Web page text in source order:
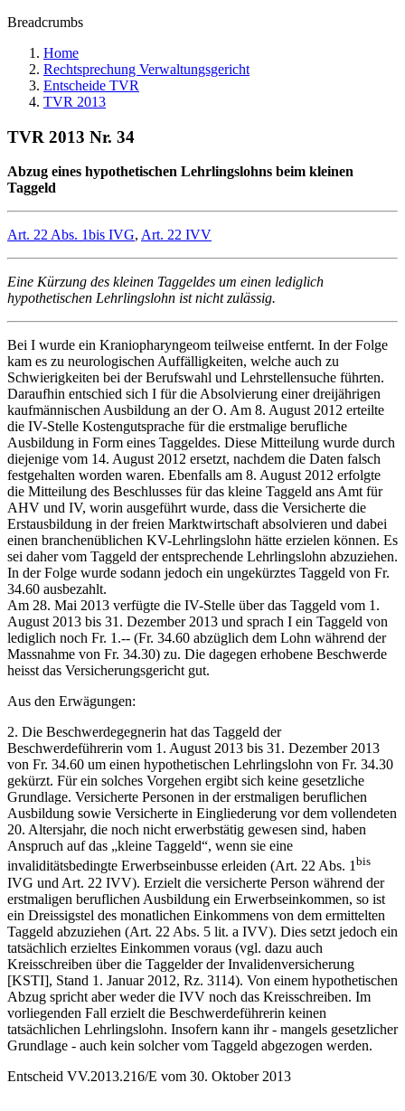
Breadcrumbs
Home
Rechtsprechung Verwaltungsgericht
Entscheide TVR
TVR 2013
TVR 2013 Nr. 34
Abzug eines hypothetischen Lehrlingslohns beim kleinen
Taggeld
Art. 22 Abs. 1bis IVG, Art. 22 IVV
Eine Kürzung des kleinen Taggeldes um einen lediglich
hypothetischen Lehrlingslohn ist nicht zulässig.
Bei I wurde ein Kraniopharyngeom teilweise entfernt. In der Folge
kam es zu neurologischen Auffälligkeiten, welche auch zu
Schwierigkeiten bei der Berufswahl und Lehrstellensuche führten.
Daraufhin entschied sich I für die Absolvierung einer dreijährigen
kaufmännischen Ausbildung an der O. Am 8. August 2012 erteilte
die IV-Stelle Kostengutsprache für die erstmalige berufliche
Ausbildung in Form eines Taggeldes. Diese Mitteilung wurde durch
diejenige vom 14. August 2012 ersetzt, nachdem die Daten falsch
festgehalten worden waren. Ebenfalls am 8. August 2012 erfolgte
die Mitteilung des Beschlusses für das kleine Taggeld ans Amt für
AHV und IV, worin ausgeführt wurde, dass die Versicherte die
Erstausbildung in der freien Marktwirtschaft absolvieren und dabei
einen branchenüblichen KV-Lehrlingslohn hätte erzielen können. Es
sei daher vom Taggeld der entsprechende Lehrlingslohn abzuziehen.
In der Folge wurde sodann jedoch ein ungekürztes Taggeld von Fr.
34.60 ausbezahlt.
Am 28. Mai 2013 verfügte die IV-Stelle über das Taggeld vom 1.
August 2013 bis 31. Dezember 2013 und sprach I ein Taggeld von
lediglich noch Fr. 1.-- (Fr. 34.60 abzüglich dem Lohn während der
Massnahme von Fr. 34.30) zu. Die dagegen erhobene Beschwerde
heisst das Versicherungsgericht gut.
Aus den Erwägungen:
2. Die Beschwerdegegnerin hat das Taggeld der
Beschwerdeführerin vom 1. August 2013 bis 31. Dezember 2013
von Fr. 34.60 um einen hypothetischen Lehrlingslohn von Fr. 34.30
gekürzt. Für ein solches Vorgehen ergibt sich keine gesetzliche
Grundlage. Versicherte Personen in der erstmaligen beruflichen
Ausbildung sowie Versicherte in Eingliederung vor dem vollendeten
20. Altersjahr, die noch nicht erwerbstätig gewesen sind, haben
Anspruch auf das „kleine Taggeld“, wenn sie eine
invaliditätsbedingte Erwerbseinbusse erleiden (Art. 22 Abs. 1bis
IVG und Art. 22 IVV). Erzielt die versicherte Person während der
erstmaligen beruflichen Ausbildung ein Erwerbseinkommen, so ist
ein Dreissigstel des monatlichen Einkommens von dem ermittelten
Taggeld abzuziehen (Art. 22 Abs. 5 lit. a IVV). Dies setzt jedoch ein
tatsächlich erzieltes Einkommen voraus (vgl. dazu auch
Kreisschreiben über die Taggelder der Invalidenversicherung
[KSTI], Stand 1. Januar 2012, Rz. 3114). Von einem hypothetischen
Abzug spricht aber weder die IVV noch das Kreisschreiben. Im
vorliegenden Fall erzielt die Beschwerdeführerin keinen
tatsächlichen Lehrlingslohn. Insofern kann ihr - mangels gesetzlicher
Grundlage - auch kein solcher vom Taggeld abgezogen werden.
Entscheid VV.2013.216/E vom 30. Oktober 2013